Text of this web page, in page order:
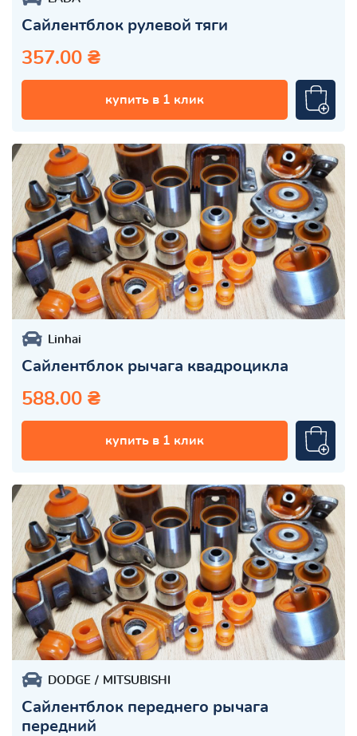
Сайлентблок рулевой тяги
357.00 ₴
купить в 1 клик
Linhai
Сайлентблок рычага квадроцикла
588.00 ₴
купить в 1 клик
DODGE MITSUBISHI
Сайлентблок переднего рычага
передний